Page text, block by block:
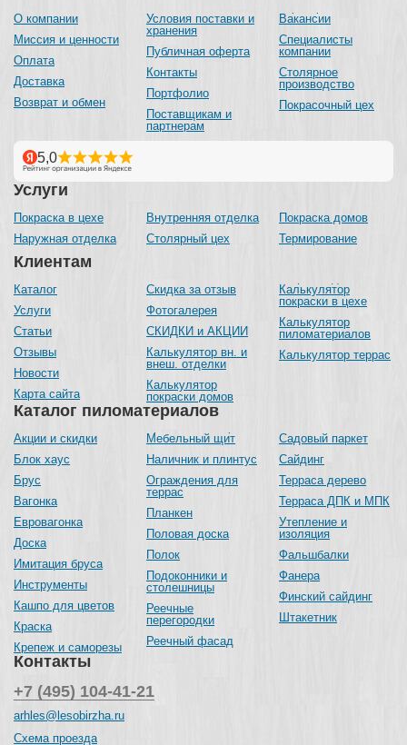
О компании
Миссия и ценности
Оплата
Доставка
Возврат и обмен
Условия поставки и
хранения
Публичная оферта
Контакты
Портфолио
Поставщикам и
партнерам
Вакансии
Специалисты
компании
Столярное
производство
Покрасочный цех
Каталог пиломатериалов
Акции и скидки
Блок хаус
Брус
Вагонка
Евровагонка
Доска
Имитация бруса
Инструменты
Кашпо для цветов
Краска
Крепеж и саморезы
Мебельный щит
Наличник и плинтус
Ограждения для
террас
Планкен
Половая доска
Полок
Подоконники и
столешницы
Реечные
перегородки
Реечный фасад
Садовый паркет
Сайдинг
Терраса дерево
Терраса ДПК и МПК
Утепление и
изоляция
Фальшбалки
Фанера
Финский сайдинг
Штакетник
Услуги
Покраска в цехе
Наружная отделка
Внутренняя отделка
Столярный цех
Покраска домов
Термирование
Клиентам
Каталог
Услуги
Статьи
Отзывы
Новости
Карта сайта
Скидка за отзыв
Фотогалерея
СКИДКИ и АКЦИИ
Калькулятор вн. и
внеш. отделки
Калькулятор
покраски домов
Калькулятор
покраски в цехе
Калькулятор
пиломатериалов
Калькулятор террас
Контакты
+7 (495) 104-41-21
arhles@lesobirzha.ru
Схема проезда